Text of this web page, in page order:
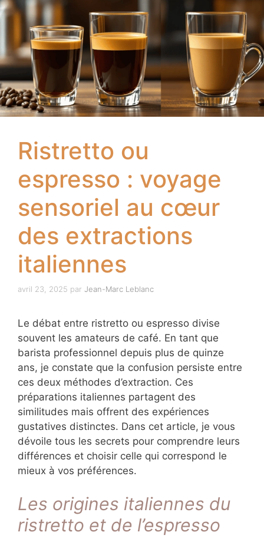
Ristretto ou
espresso : voyage
sensoriel au cœur
des extractions
italiennes
avril 23, 2025 par Jean-Marc Leblanc
Le débat entre ristretto ou espresso divise
souvent les amateurs de café. En tant que
barista professionnel depuis plus de quinze
ans, je constate que la confusion persiste entre
ces deux méthodes d’extraction. Ces
préparations italiennes partagent des
similitudes mais offrent des expériences
gustatives distinctes. Dans cet article, je vous
dévoile tous les secrets pour comprendre leurs
différences et choisir celle qui correspond le
mieux à vos préférences.
Les origines italiennes du
ristretto et de l’espresso